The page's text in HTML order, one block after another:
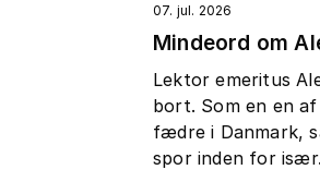
07. jul. 2026
Mindeord om
Lektor emeritus
bort. Som en en
fædre i Danmark,
spor inden for